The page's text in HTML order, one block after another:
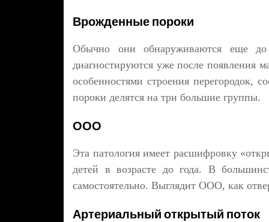
Врожденные пороки
Обычно они обнаруживаются еще
диагностируются уже после появления
особенностями строения перегородок,
пороки делятся на три большие группы.
ООО
Эта патология имеет расшифровку
детей в возрасте до года. В
самостоятельно. Выглядит ООО, как
Артериальный открытый поток